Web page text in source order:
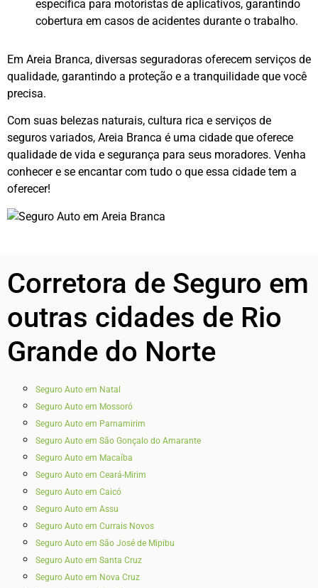
específica para motoristas de aplicativos, garantindo
cobertura em casos de acidentes durante o trabalho.
Em Areia Branca, diversas seguradoras oferecem serviços de
qualidade, garantindo a proteção e a tranquilidade que você
precisa.
Com suas belezas naturais, cultura rica e serviços de
seguros variados, Areia Branca é uma cidade que oferece
qualidade de vida e segurança para seus moradores. Venha
conhecer e se encantar com tudo o que essa cidade tem a
oferecer!
Corretora de Seguro em
outras cidades de Rio
Grande do Norte
Seguro Auto em Natal
Seguro Auto em Mossoró
Seguro Auto em Parnamirim
Seguro Auto em São Gonçalo do Amarante
Seguro Auto em Macaíba
Seguro Auto em Ceará-Mirim
Seguro Auto em Caicó
Seguro Auto em Assu
Seguro Auto em Currais Novos
Seguro Auto em São José de Mipibu
Seguro Auto em Santa Cruz
Seguro Auto em Nova Cruz